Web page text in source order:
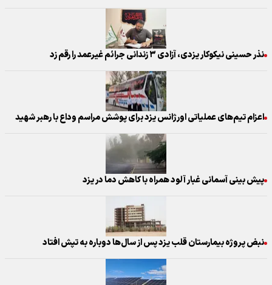
نذر حسینی نیکوکار یزدی، آزادی ۳ زندانی جرائم غیرعمد را رقم زد
اعزام تیم‌های عملیاتی اورژانس یزد برای پوشش مراسم وداع با رهبر شهید
پیش بینی آسمانی غبار آلود همراه با کاهش دما در یزد
نبض پروژه بیمارستان قلب یزد پس از سال‌ها دوباره به تپش افتاد